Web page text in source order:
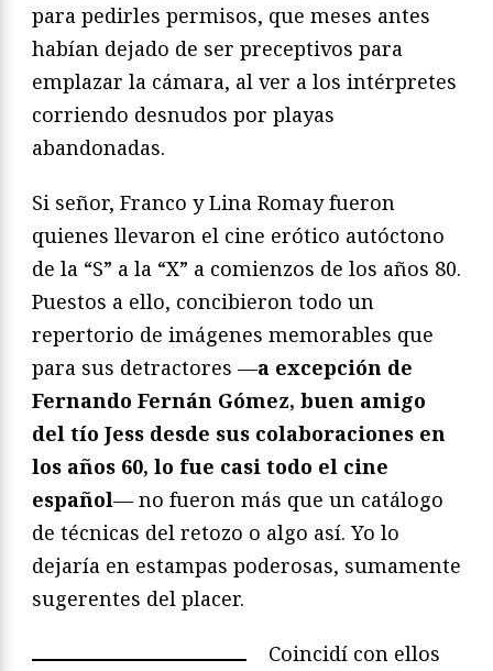
para pedirles permisos, que meses antes
habían dejado de ser preceptivos para
emplazar la cámara, al ver a los intérpretes
corriendo desnudos por playas
abandonadas.
Si señor, Franco y Lina Romay fueron
quienes llevaron el cine erótico autóctono
de la “S” a la “X” a comienzos de los años 80.
Puestos a ello, concibieron todo un
repertorio de imágenes memorables que
para sus detractores —a excepción de
Fernando Fernán Gómez, buen amigo
del tío Jess desde sus colaboraciones en
los años 60, lo fue casi todo el cine
español— no fueron más que un catálogo
de técnicas del retozo o algo así. Yo lo
dejaría en estampas poderosas, sumamente
sugerentes del placer.
Coincidí con ellos